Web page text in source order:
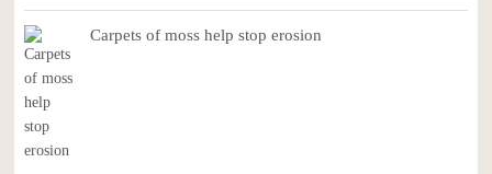
Carpets of moss help stop erosion